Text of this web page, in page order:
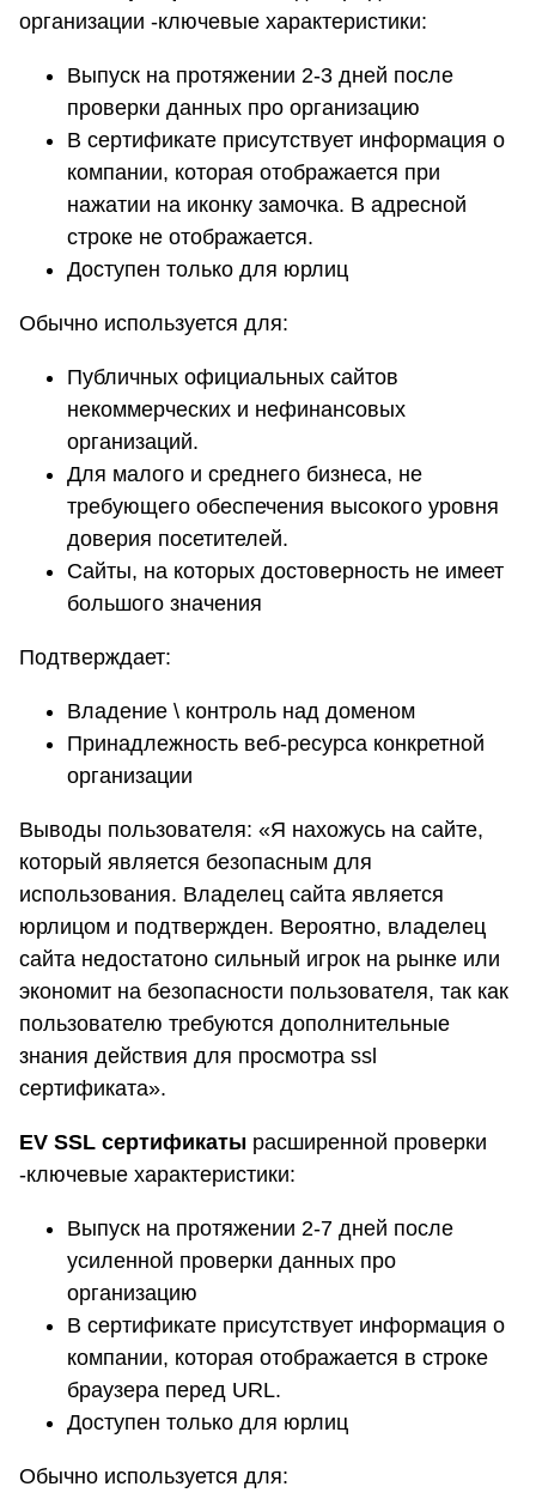
организации -ключевые характеристики:
Выпуск на протяжении 2-3 дней после
проверки данных про организацию
В сертификате присутствует информация о
компании, которая отображается при
нажатии на иконку замочка. В адресной
строке не отображается.
Доступен только для юрлиц
Обычно используется для:
Публичных официальных сайтов
некоммерческих и нефинансовых
организаций.
Для малого и среднего бизнеса, не
требующего обеспечения высокого уровня
доверия посетителей.
Сайты, на которых достоверность не имеет
большого значения
Подтверждает:
Владение \ контроль над доменом
Принадлежность веб-ресурса конкретной
организации
Выводы пользователя: «Я нахожусь на сайте,
который является безопасным для
использования. Владелец сайта является
юрлицом и подтвержден. Вероятно, владелец
сайта недостатоно сильный игрок на рынке или
экономит на безопасности пользователя, так как
пользователю требуются дополнительные
знания действия для просмотра ssl
сертификата».
EV SSL сертификаты расширенной проверки
-ключевые характеристики:
Выпуск на протяжении 2-7 дней после
усиленной проверки данных про
организацию
В сертификате присутствует информация о
компании, которая отображается в строке
браузера перед URL.
Доступен только для юрлиц
Обычно используется для: